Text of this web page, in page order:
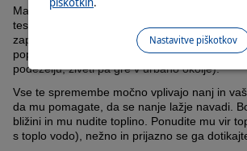
Mačji ali pasji mladiček, ki prispe v nov dom je
tesnoben, kar je popolnoma naraven odziv.
zapusti znano okolje, mamico, svoje
popolnoma zamenja življenjsko okolje (npr.
podeželju, živeti pa gre v urbano okolje).
Vse te spremembe močno vplivajo nanj in
da mu pomagate, da se nanje lažje navadi.
bližini in mu nudite toplino. Ponudite mu vir
s toplo vodo), nežno in prijazno se ga
Nastavitve piškotkov